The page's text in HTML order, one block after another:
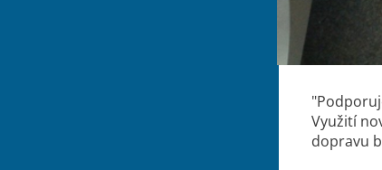
Využití
dopravu